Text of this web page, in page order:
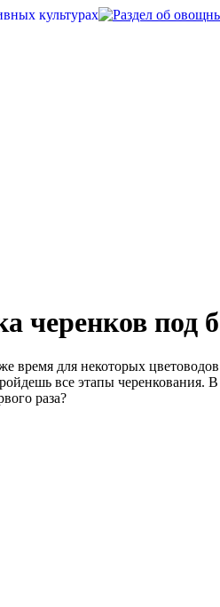
черенков под
время для некоторых
все этапы
раза?